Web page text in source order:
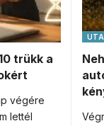
trükk a
végére
lettél